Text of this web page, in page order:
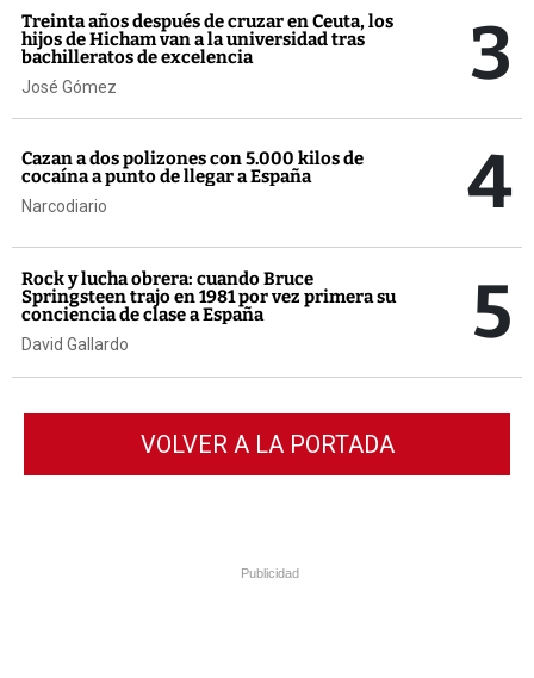
Treinta años después de cruzar en Ceuta, los
hijos de Hicham van a la universidad tras
bachilleratos de excelencia
José Gómez 3
Cazan a dos polizones con 5.000 kilos de
cocaína a punto de llegar a España
Narcodiario 4
Rock y lucha obrera: cuando Bruce
Springsteen trajo en 1981 por vez primera su
conciencia de clase a España
David Gallardo 5
VOLVER A LA PORTADA
Publicidad